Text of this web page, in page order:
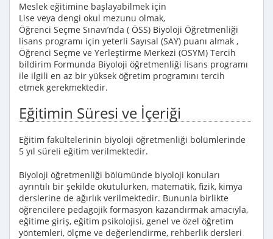
Meslek eğitimine başlayabilmek için
Lise veya dengi okul mezunu olmak,
Öğrenci Seçme Sınavı’nda ( ÖSS) Biyoloji Öğretmenliği
lisans programı için yeterli Sayısal (SAY) puanı almak ,
Öğrenci Seçme ve Yerleştirme Merkezi (ÖSYM) Tercih
bildirim Formunda Biyoloji öğretmenliği lisans programı
ile ilgili en az bir yüksek öğretim programını tercih
etmek gerekmektedir.
Eğitimin Süresi ve İçeriği
Eğitim fakültelerinin biyoloji öğretmenliği bölümlerinde
5 yıl süreli eğitim verilmektedir.
Biyoloji öğretmenliği bölümünde biyoloji konuları
ayrıntılı bir şekilde okutulurken, matematik, fizik, kimya
derslerine de ağırlık verilmektedir. Bununla birlikte
öğrencilere pedagojik formasyon kazandırmak amacıyla,
eğitime giriş, eğitim psikolojisi, genel ve özel öğretim
yöntemleri, ölçme ve değerlendirme, rehberlik dersleri